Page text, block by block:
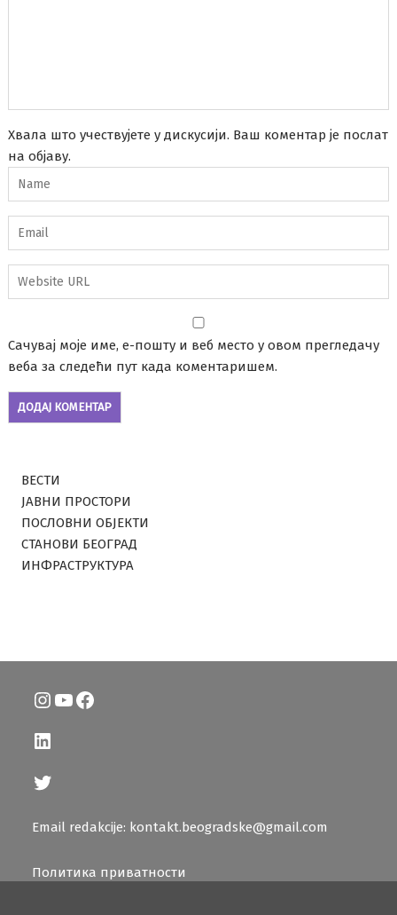
Хвала што учествујете у дискусији. Ваш коментар је послат
на објаву.
Сачувај моје име, е-пошту и веб место у овом прегледачу
веба за следећи пут када коментаришем.
ВЕСТИ
ЈАВНИ ПРОСТОРИ
ПОСЛОВНИ ОБЈЕКТИ
СТАНОВИ БЕОГРАД
ИНФРАСТРУКТУРА
Instagram
YouTube
Facebook
LinkedIn
Twitter
Email redakcije: kontakt.beogradske@gmail.com
Политика приватности